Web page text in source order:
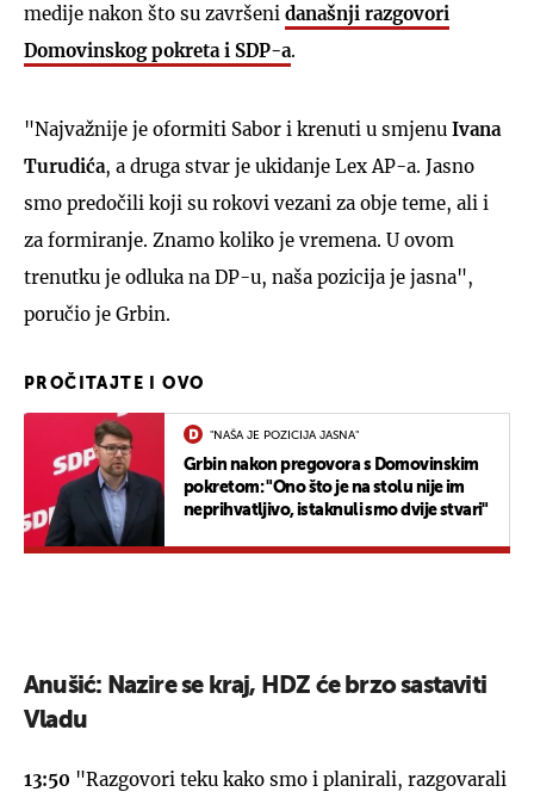
medije nakon što su završeni današnji razgovori
Domovinskog pokreta i SDP-a.
"Najvažnije je oformiti Sabor i krenuti u smjenu Ivana
Turudića, a druga stvar je ukidanje Lex AP-a. Jasno
smo predočili koji su rokovi vezani za obje teme, ali i
za formiranje. Znamo koliko je vremena. U ovom
trenutku je odluka na DP-u, naša pozicija je jasna",
poručio je Grbin.
PROČITAJTE I OVO
"NAŠA JE POZICIJA JASNA"
Grbin nakon pregovora s Domovinskim
pokretom: "Ono što je na stolu nije im
neprihvatljivo, istaknuli smo dvije stvari"
Anušić: Nazire se kraj, HDZ će brzo sastaviti
Vladu
13:50 "Razgovori teku kako smo i planirali, razgovarali